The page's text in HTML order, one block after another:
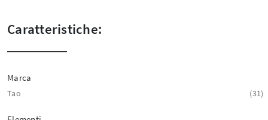
Caratteristiche:
Marca
Tao 31